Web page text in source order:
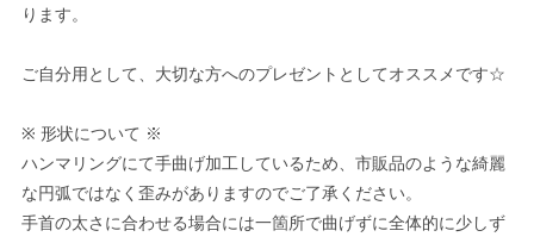
ります。
ご自分用として、大切な方へのプレゼントとしてオススメです☆
※ 形状について ※
ハンマリングにて手曲げ加工しているため、市販品のような綺麗
な円弧ではなく歪みがありますのでご了承ください。
手首の太さに合わせる場合には一箇所で曲げずに全体的に少しず